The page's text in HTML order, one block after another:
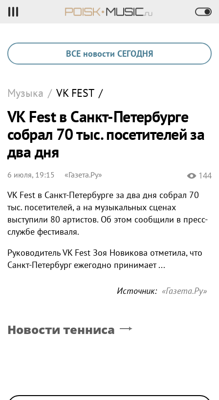
ВСЕ новости СЕГОДНЯ
Музыка / VK FEST /
VK Fest в Санкт-Петербурге
собрал 70 тыс. посетителей за
два дня
6 июля, 19:15 «Газета.Ру» 144
VK Fest в Санкт-Петербурге за два дня собрал 70
тыс. посетителей, а на музыкальных сценах
выступили 80 артистов. Об этом сообщили в пресс-
службе фестиваля.
Руководитель VK Fest Зоя Новикова отметила, что
Санкт-Петербург ежегодно принимает ...
Источник: «Газета.Ру»
Новости тенниса